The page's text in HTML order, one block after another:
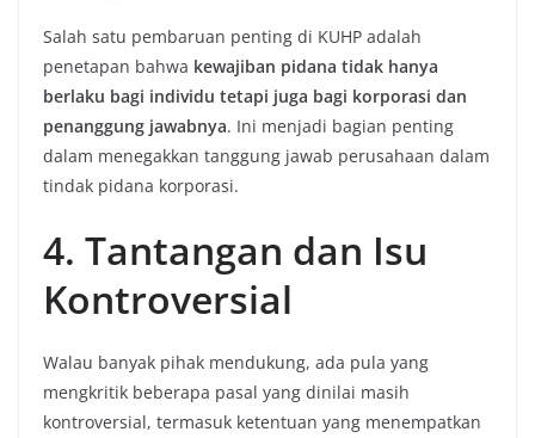
Salah satu pembaruan penting di KUHP adalah
penetapan bahwa kewajiban pidana tidak hanya
berlaku bagi individu tetapi juga bagi korporasi dan
penanggung jawabnya. Ini menjadi bagian penting
dalam menegakkan tanggung jawab perusahaan dalam
tindak pidana korporasi.
4. Tantangan dan Isu
Kontroversial
Walau banyak pihak mendukung, ada pula yang
mengkritik beberapa pasal yang dinilai masih
kontroversial, termasuk ketentuan yang menempatkan